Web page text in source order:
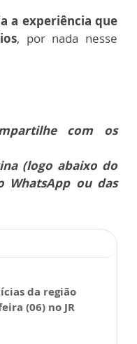
a experiência que
, por nada nesse
com os
(logo abaixo do
ou das
da região
(06) no JR